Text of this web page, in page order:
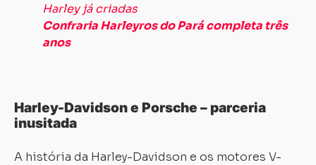
Harley já criadas
Confraria Harleyros do Pará completa três
anos
Harley-Davidson e Porsche – parceria
inusitada
A história da Harley-Davidson e os motores V-